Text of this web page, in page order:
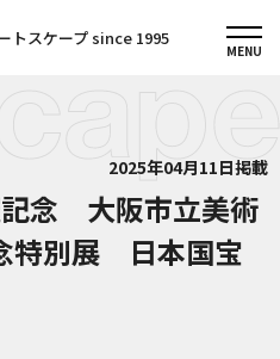
トスケープ since 1995
2025年04月11日掲載
念 大阪市立美術
特別展 日本国宝